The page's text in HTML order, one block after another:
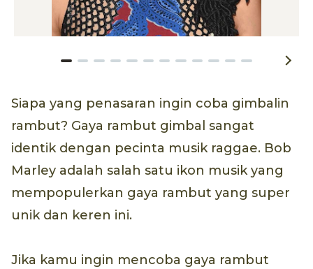
Siapa yang penasaran ingin coba gimbalin
rambut? Gaya rambut gimbal sangat
identik dengan pecinta musik raggae. Bob
Marley adalah salah satu ikon musik yang
mempopulerkan gaya rambut yang super
unik dan keren ini.
Jika kamu ingin mencoba gaya rambut